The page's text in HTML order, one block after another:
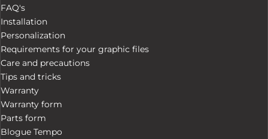
FAQ's
Installation
Personalization
Requirements for your graphic files
Care and precautions
Tips and tricks
Warranty
Warranty form
Parts form
Blogue Tempo